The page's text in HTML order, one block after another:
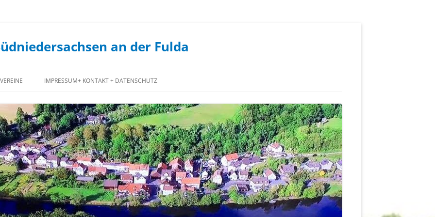
an der Fulda
VEREINE
JUGENDCLUB
JAGDGENOSSENSCHAFT
FORSTGENOSSENSCHAFT
SPIEKERSHAUSEN
1. STAUFENBERGER ANGELVEREIN
IMPRESSUM+ KONTAKT + DATENSCHUTZ